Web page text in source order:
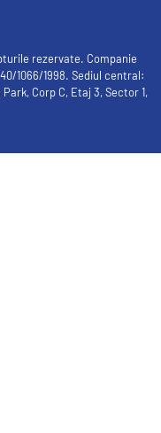
rezervate. Companie
1066/1998. Sediul central:
Corp C, Etaj 3, Sector 1,